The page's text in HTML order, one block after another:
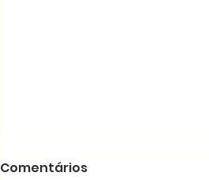
Comentários